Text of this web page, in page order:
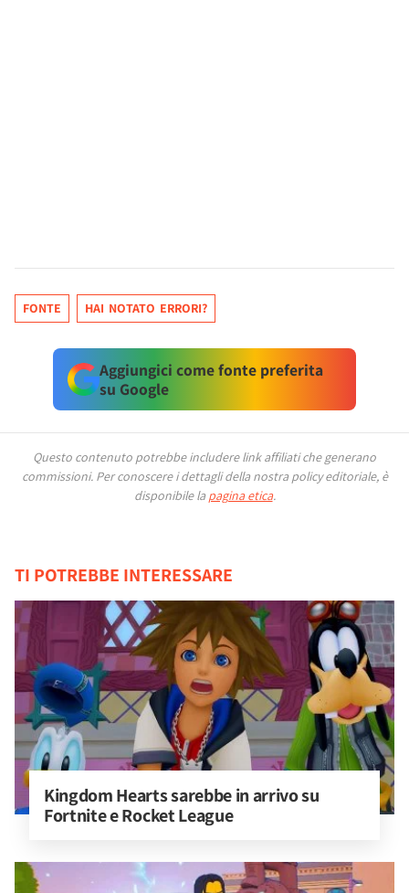
FONTE HAI NOTATO ERRORI?
Aggiungici come fonte preferita
su Google
Questo contenuto potrebbe includere link affiliati che generano
commissioni. Per conoscere i dettagli della nostra policy editoriale, è
disponibile la pagina etica.
TI POTREBBE INTERESSARE
Kingdom Hearts sarebbe in arrivo su
Fortnite e Rocket League